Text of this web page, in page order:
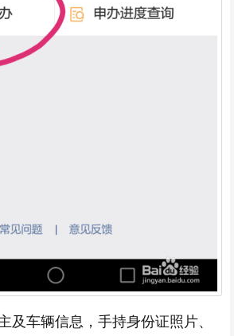
及车辆信息，手持身份证照片、